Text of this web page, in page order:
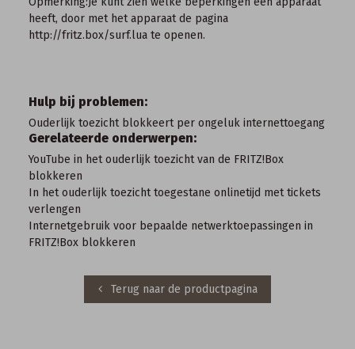
heeft, door met het apparaat de pagina
http://fritz.box/surf.lua te openen.
Hulp bij problemen:
Ouderlijk toezicht blokkeert per ongeluk internettoegang
Gerelateerde onderwerpen:
YouTube in het ouderlijk toezicht van de FRITZ!Box
blokkeren
In het ouderlijk toezicht toegestane onlinetijd met tickets
verlengen
Internetgebruik voor bepaalde netwerktoepassingen in
FRITZ!Box blokkeren
Terug naar de productpagina